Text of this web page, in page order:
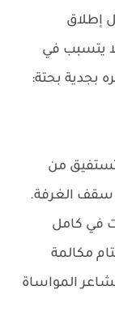
إطلاق
يتسبب في
بجدية بحتة:
تستفيق من
سقف الغرفة.
في كامل
مكالمة
المواساة